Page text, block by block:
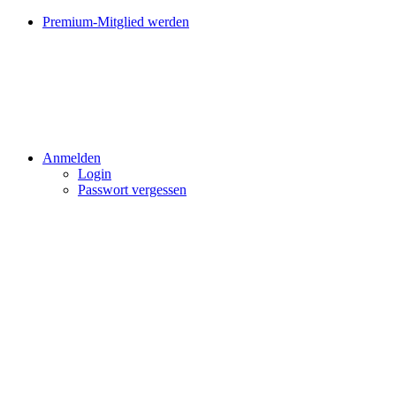
Premium-Mitglied werden
Anmelden
Login
Passwort vergessen